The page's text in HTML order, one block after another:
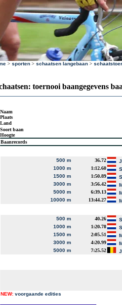
> sporten > schaatsen langebaan >
toernooi baangegevens
Naam
Plaats
Land
Soort baan
Hoogte
Baanrecords
500 m 36.72
1000 m
1:12.60
1500 m
1:50.89
3000 m
3:56.42
5000 m
6:39.13
10000 m
13:44.27
500 m 40.26
1000 m
1:20.78
1500 m
2:05.51
3000 m
4:20.99
5000 m
7:25.52
NEW: voorgaande edities